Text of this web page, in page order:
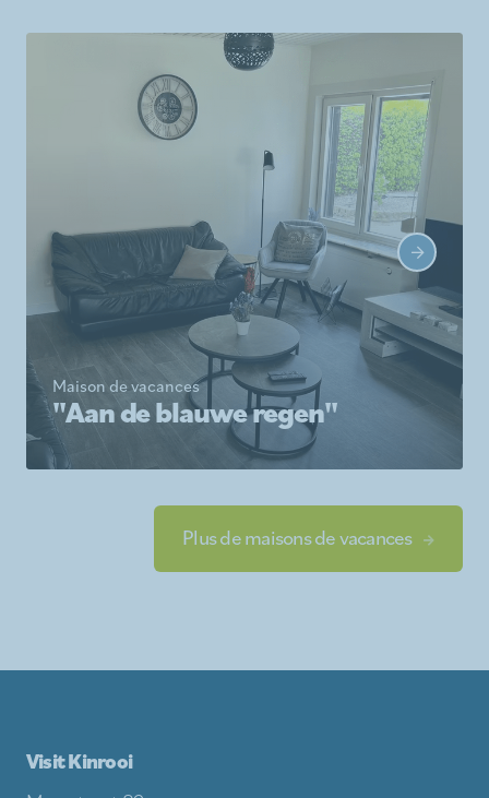
Maison de vacances
"Aan de blauwe regen"
Plus de maisons de vacances
Visit Kinrooi